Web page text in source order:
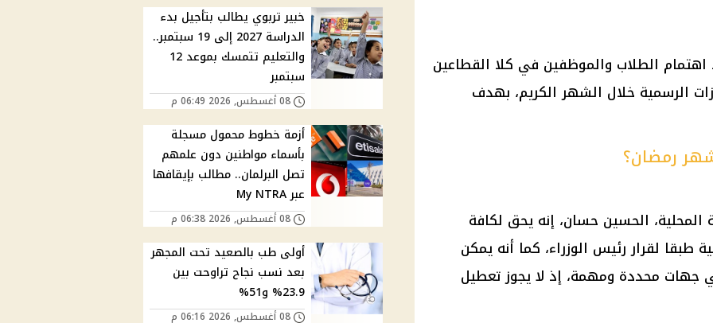
اهتمام الطلاب والموظفين في كلا القطاعين
الرسمية خلال الشهر الكريم، بهدف
رمضان؟
الحسين حسان، إنه يحق لكافة
طبقا لقراررئيس الوزراء، كما أنه يمكن
جهات محددة ومهمة، إذ لا يجوزتعطيل
خبير تربوي يطالب بتأجيل بدء
الدراسة 2027 إلى 19 سبتمبر..
والتعليم تتمسك بموعد 12
سبتمبر
08 أغسطس, 2026 06:49 م
أزمة خطوط محمول مسجلة
بأسماء مواطنين دون علمهم
تصل البرلمان.. مطالب بإيقافها
عبر My NTRA
08 أغسطس, 2026 06:38 م
أولى طب بالصعيد تحت المجهر
بعد نسب نجاح تراوحت بين
23.9% و51%
08 أغسطس, 2026 06:16 م